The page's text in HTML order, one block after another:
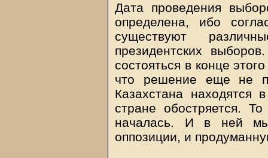
Дата проведения
определена, ибо
существуют
президентских
состояться в конце
что решение еще не
Казахстана находятся
стране обостряется.
началась. И в ней мы
оппозиции, и